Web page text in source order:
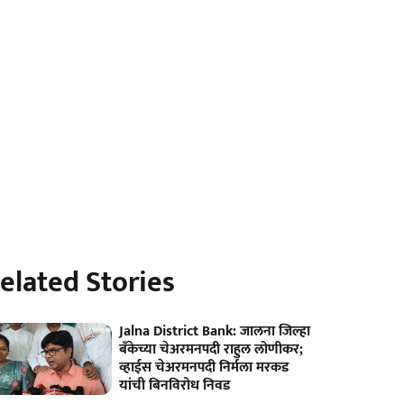
Stories
Jalna District Bank: जालना जिल्हा
बँकेच्या चेअरमनपदी राहुल लोणीकर;
व्हाईस चेअरमनपदी निर्मला मरकड
यांची बिनविरोध निवड